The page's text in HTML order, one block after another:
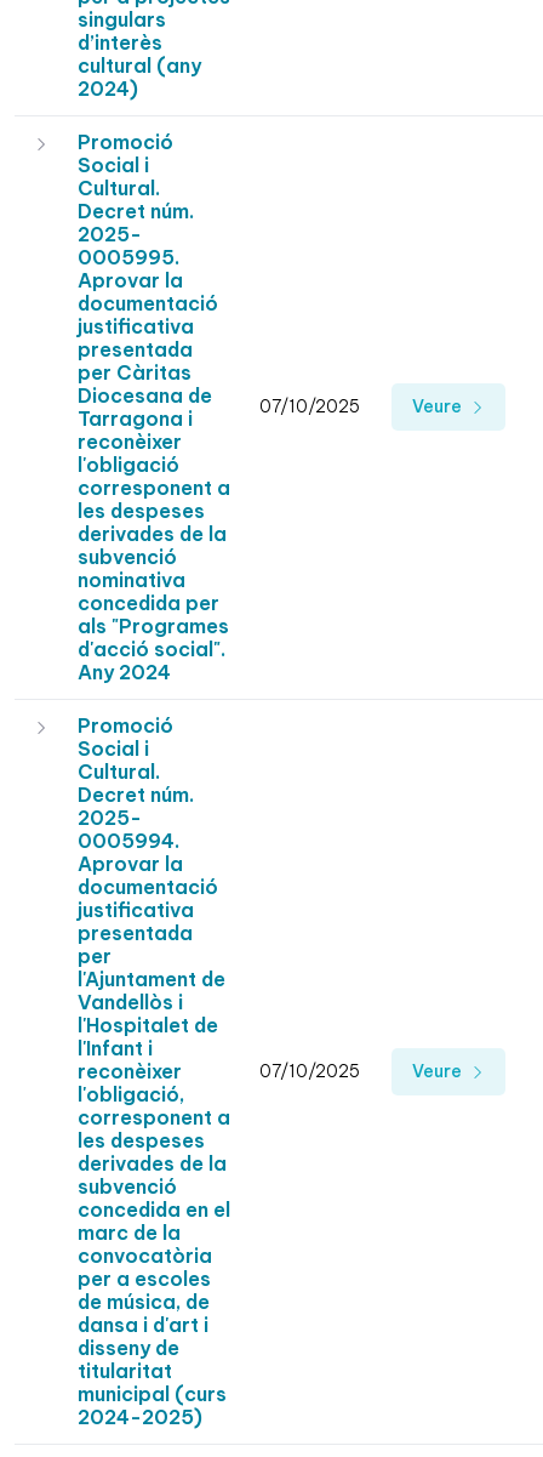
singulars
d’interès
cultural (any
2024)
Promoció
Social i
Cultural.
Decret núm.
2025-
0005995.
Aprovar la
documentació
justificativa
presentada
per Càritas
Diocesana de
Tarragona i
reconèixer
l'obligació
corresponent a
les despeses
derivades de la
subvenció
nominativa
concedida per
als "Programes
d'acció social".
Any 2024
07/10/2025 Veure
Promoció
Social i
Cultural.
Decret núm.
2025-
0005994.
Aprovar la
documentació
justificativa
presentada
per
l'Ajuntament de
Vandellòs i
l'Hospitalet de
l'Infant i
reconèixer
l'obligació,
corresponent a
les despeses
derivades de la
subvenció
concedida en el
marc de la
convocatòria
per a escoles
de música, de
dansa i d'art i
disseny de
titularitat
municipal (curs
2024-2025)
07/10/2025 Veure